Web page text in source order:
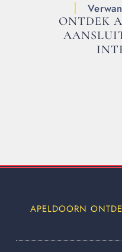
ONTDEK
APELDOORN